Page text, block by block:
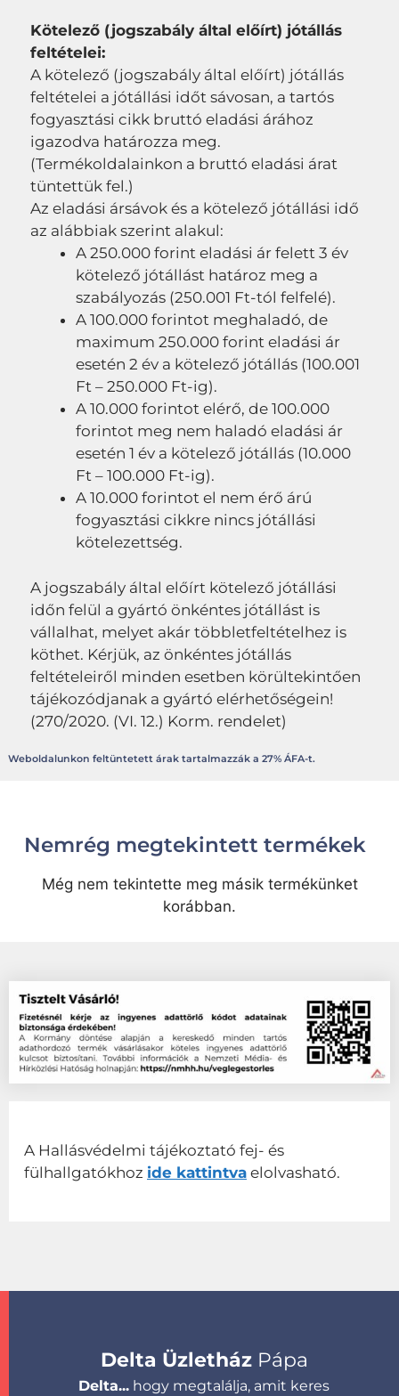
Kötelező (jogszabály által előírt) jótállás
feltételei:
A kötelező (jogszabály által előírt) jótállás
feltételei a jótállási időt sávosan, a tartós
fogyasztási cikk bruttó eladási árához
igazodva határozza meg.
(Termékoldalainkon a bruttó eladási árat
tüntettük fel.)
Az eladási ársávok és a kötelező jótállási idő
az alábbiak szerint alakul:
A 250.000 forint eladási ár felett 3 év
kötelező jótállást határoz meg a
szabályozás (250.001 Ft-tól felfelé).
A 100.000 forintot meghaladó, de
maximum 250.000 forint eladási ár
esetén 2 év a kötelező jótállás (100.001
Ft – 250.000 Ft-ig).
A 10.000 forintot elérő, de 100.000
forintot meg nem haladó eladási ár
esetén 1 év a kötelező jótállás (10.000
Ft – 100.000 Ft-ig).
A 10.000 forintot el nem érő árú
fogyasztási cikkre nincs jótállási
kötelezettség.
A jogszabály által előírt kötelező jótállási
időn felül a gyártó önkéntes jótállást is
vállalhat, melyet akár többletfeltételhez is
köthet. Kérjük, az önkéntes jótállás
feltételeiről minden esetben körültekintően
tájékozódjanak a gyártó elérhetőségein!
(270/2020. (VI. 12.) Korm. rendelet)
Weboldalunkon feltüntetett árak tartalmazzák a 27% ÁFA-t.
Nemrég megtekintett termékek
Még nem tekintette meg másik termékünket
korábban.
A Hallásvédelmi tájékoztató fej- és
fülhallgatókhoz ide kattintva elolvasható.
Delta ÜzletházPápa
Delta... hogy megtalálja, amit keres